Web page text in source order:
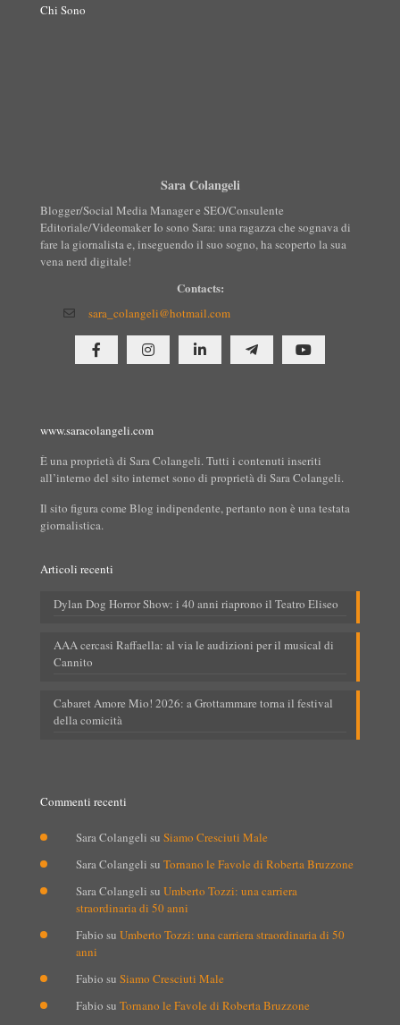
Chi Sono
Sara Colangeli
Blogger/Social Media Manager e SEO/Consulente
Editoriale/Videomaker Io sono Sara: una ragazza che sognava di
fare la giornalista e, inseguendo il suo sogno, ha scoperto la sua
vena nerd digitale!
Contacts:
sara_colangeli@hotmail.com
www.saracolangeli.com
È una proprietà di Sara Colangeli. Tutti i contenuti inseriti
all’interno del sito internet sono di proprietà di Sara Colangeli.
Il sito figura come Blog indipendente, pertanto non è una testata
giornalistica.
Articoli recenti
Dylan Dog Horror Show: i 40 anni riaprono il Teatro Eliseo
AAA cercasi Raffaella: al via le audizioni per il musical di
Cannito
Cabaret Amore Mio! 2026: a Grottammare torna il festival
della comicità
Commenti recenti
Sara Colangeli su Siamo Cresciuti Male
Sara Colangeli su Tornano le Favole di Roberta Bruzzone
Sara Colangeli su Umberto Tozzi: una carriera
straordinaria di 50 anni
Fabio su Umberto Tozzi: una carriera straordinaria di 50
anni
Fabio su Siamo Cresciuti Male
Fabio su Tornano le Favole di Roberta Bruzzone